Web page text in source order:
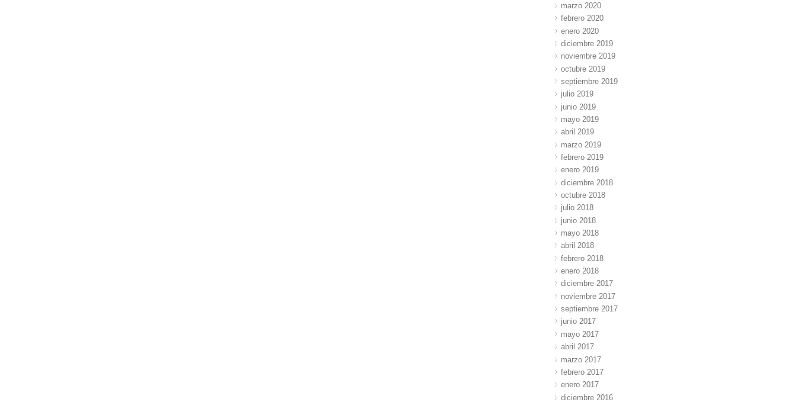
marzo 2020
febrero 2020
enero 2020
diciembre 2019
noviembre 2019
octubre 2019
septiembre 2019
julio 2019
junio 2019
mayo 2019
abril 2019
marzo 2019
febrero 2019
enero 2019
diciembre 2018
octubre 2018
julio 2018
junio 2018
mayo 2018
abril 2018
febrero 2018
enero 2018
diciembre 2017
noviembre 2017
septiembre 2017
junio 2017
mayo 2017
abril 2017
marzo 2017
febrero 2017
enero 2017
diciembre 2016